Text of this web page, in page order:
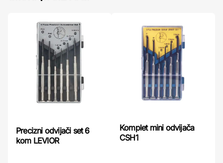
Precizni odvijači set 6
kom LEVIOR
Komplet mini odvijača
CSH1